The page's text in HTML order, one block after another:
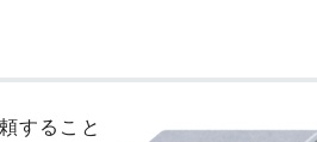
すること